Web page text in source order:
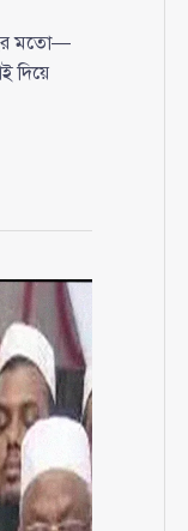
মতো—
দিয়ে